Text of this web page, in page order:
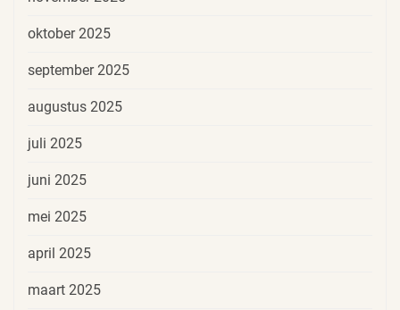
oktober 2025
september 2025
augustus 2025
juli 2025
juni 2025
mei 2025
april 2025
maart 2025